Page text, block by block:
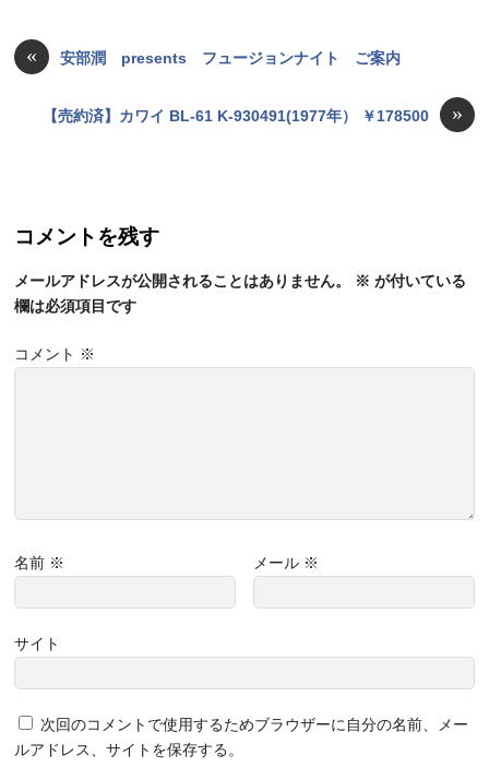
« 安部潤 presents フュージョンナイト ご案内
»
【売約済】カワイ BL-61 K-930491(1977年） ￥178500
コメントを残す
メールアドレスが公開されることはありません。 ※ が付いている
欄は必須項目です
コメント ※
名前 ※ メール ※
サイト
次回のコメントで使用するためブラウザーに自分の名前、メー
ルアドレス、サイトを保存する。